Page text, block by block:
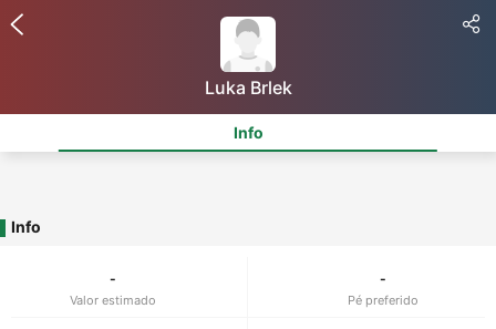
Luka Brlek
Info
Info
-
Valor estimado
-
Pé preferido